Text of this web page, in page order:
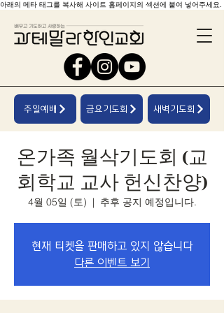
아래의 메타 태그를 복사해 사이트 홈페이지의 섹션에 붙여 넣어주세요.
주일예배 금요기도회 새벽기도회
온가족 월삭기도회 (교
회학교 교사 헌신찬양)
4월 05일 (토)
  |
추후 공지 예정입니다.
현재 티켓을 판매하고 있지 않습니다
다른 이벤트 보기